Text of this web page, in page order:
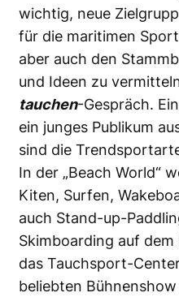
wichtig, neue
für die maritimen
aber auch den
und Ideen zu
tauchen-Gespräch.
ein junges Publikum
sind die
In der „Beach World“
Kiten, Surfen,
auch Stand-up-
Skimboarding auf
das Tauchsport-
beliebten